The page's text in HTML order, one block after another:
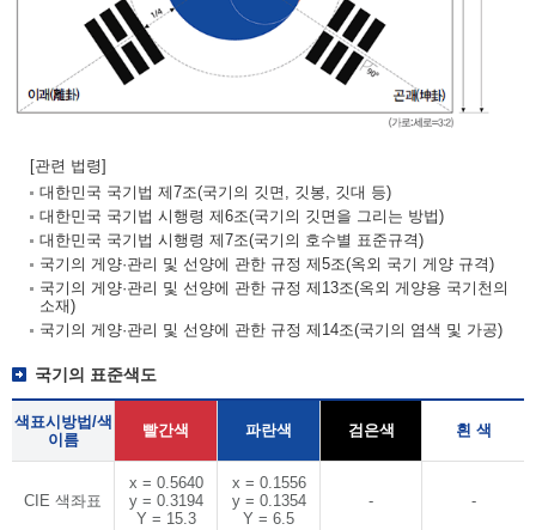
[관련 법령]
대한민국 국기법 제7조(국기의 깃면, 깃봉, 깃대 등)
대한민국 국기법 시행령 제6조(국기의 깃면을 그리는 방법)
대한민국 국기법 시행령 제7조(국기의 호수별 표준규격)
국기의 게양·관리 및 선양에 관한 규정 제5조(옥외 국기 게양 규격)
국기의 게양·관리 및 선양에 관한 규정 제13조(옥외 게양용 국기천의
소재)
국기의 게양·관리 및 선양에 관한 규정 제14조(국기의 염색 및 가공)
국기의 표준색도
색표시방법/색
이름
빨간색 파란색 검은색 흰 색
CIE 색좌표
x = 0.5640
y = 0.3194
Y = 15.3
x = 0.1556
y = 0.1354
Y = 6.5
- -